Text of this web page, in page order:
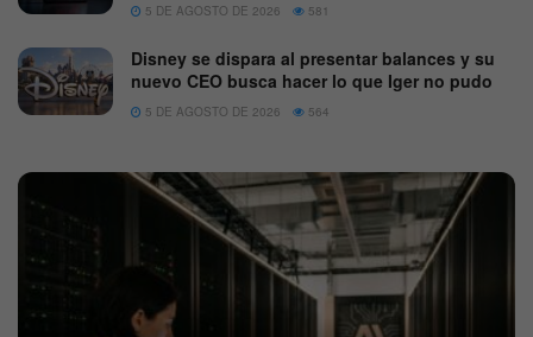
5 DE AGOSTO DE 2026 581
Disney se dispara al presentar balances y su
nuevo CEO busca hacer lo que Iger no pudo
5 DE AGOSTO DE 2026 564